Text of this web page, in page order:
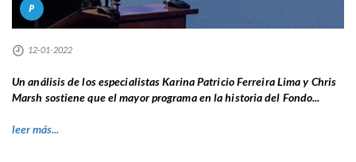
P
12-01-2022
Un análisis de los especialistas Karina Patricio Ferreira Lima y Chris
Marsh sostiene que el mayor programa en la historia del Fondo...
leer más...